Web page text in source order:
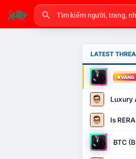
LATEST
VÀNG
Luxury
Is
BTC